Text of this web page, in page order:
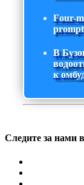
Four-
В
к
Следите за нами